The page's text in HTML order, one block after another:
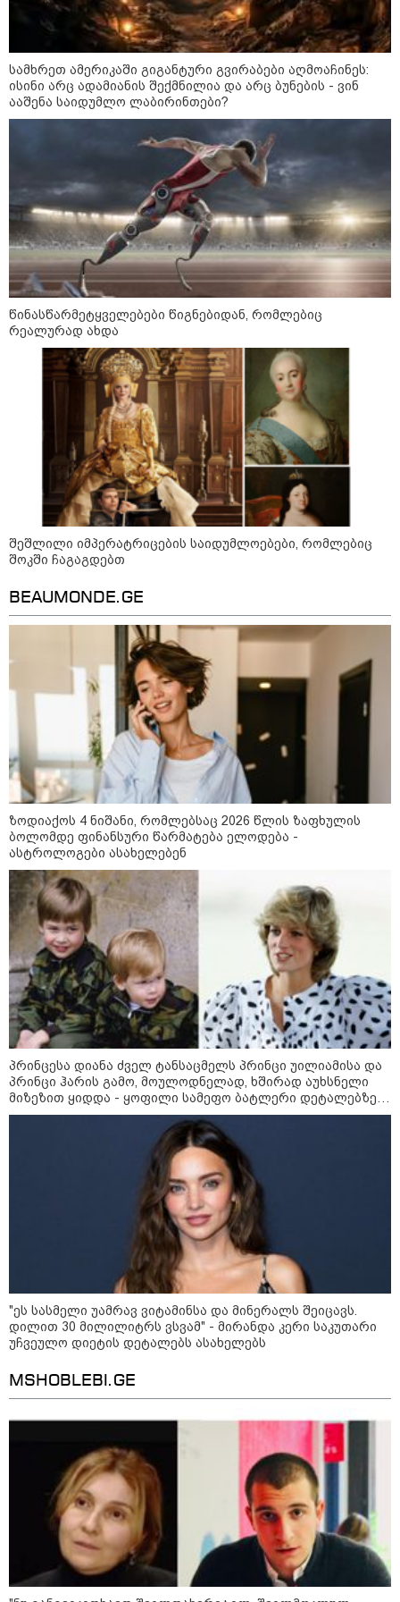
მკვეთრად შეიცვალა - რომელ
ქვეყნებშია ბენზინი ყველაზე
ძვირი და ყველაზე იაფი
09:05 / 07-08-2026
მკვლელობა პირდაპირ ეთერში:
ცნობილ "ტიკტოკერს" ლაივის
დროს ესროლეს, ის ადგილზე
გარდაიცვალა - რას ამბობს
მომხდარზე მექსიკის პოლიცია
23:15 / 06-08-2026
“არ მინდა, ბაიდენივით
სცენიდან გადავარდეს“ -
დონალდ ტრამპის სიტყვით
გამოსვლისას დამსწრეები
სახალისო შემთხვევის მოწმენი
გახდნენ
10:52 / 06-08-2026
ვაშინგტონს რაკეტების
დეფიციტი აქვს? - მედიის
ცნობით, დონალდ ტრამპი პიტ
ჰეგსეთს დაუპირისპირდა:
დეტალები
კატეგორიის ყველა სიახლე
გიგა ავალიანის საქმეზე
დაკავებულ არასრულწლოვნებს,
ნია იმნაძესა და ანასტასია
ბერუაშვილს აღკვეთის
ღონისძიების სახით პატიმრობა
შეეფარდათ
ელენე ხოშტარია - 7 აგვისტოს
რუსული რეგულარული არმია უკვე
საქართველოს ტერიტორიაზე იყო,
გვქონდა მსხვერპლი - ვერც
რუსები და ვერც ქართველი
რუსები ისტორიას ვერ გადაწერენ
კესტუტის ბუდრისი -
იმპერიალისტური
მსოფლმხედველობა, რომელიც
თავს დაესხა საქართველოს 2008
წელს, დღეს უკრაინის წინააღმდე
სასტიკი ომის მამოძრავებელი
ძალაა - რუსეთზე მყარი
საერთაშორისო ზეწოლისკენ
მოწოდებით გამოვდივართ
32 წლის ქალი, რომელიც
მდინარე ხობისწყალში შვილის
გადასარჩენად შევიდა,
მაშველებმა გარდაცვლილი
იპოვეს
საზოგადოება
18 წელი აგვისტოს ომიდან - ტრაგიკული
მოვლენების ქრონოლოგია, რომელიც
შესაძლოა, აღარ გვახსოვს
18:21 / 07-08-2026
"ვიდეოს ნახვა ჩემთვის იყო
სიკვდილი - ისეთი ხმა აქვს,
სამხრეთ ამერიკაში გიგანტური გვირაბები აღმოაჩინეს:
ისინი არც ადამიანის შექმნილია და არც ბუნების - ვინ
ააშენა საიდუმლო ლაბირინთები?
წინასწარმეტყველებები წიგნებიდან, რომლებიც
რეალურად ახდა
შეშლილი იმპერატრიცების საიდუმლოებები, რომლებიც
შოკში ჩაგაგდებთ
BEAUMONDE.GE
ზოდიაქოს 4 ნიშანი, რომლებსაც 2026 წლის ზაფხულის
ბოლომდე ფინანსური წარმატება ელოდება -
ასტროლოგები ასახელებენ
პრინცესა დიანა ძველ ტანსაცმელს პრინცი უილიამისა და
პრინცი ჰარის გამო, მოულოდნელად, ხშირად აუხსნელი
მიზეზით ყიდდა - ყოფილი სამეფო ბატლერი დეტალებზე
საკუთარ წიგნში საუბრობს
"ეს სასმელი უამრავ ვიტამინსა და მინერალს შეიცავს.
დილით 30 მილილიტრს ვსვამ" - მირანდა კერი საკუთარი
უჩვეულო დიეტის დეტალებს ასახელებს
MSHOBLEBI.GE